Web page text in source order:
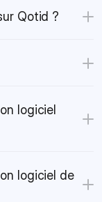
Qotid ?
logiciel
logiciel de